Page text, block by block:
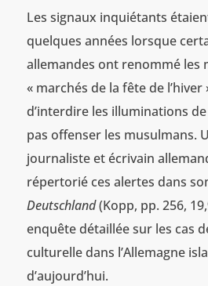
Les signaux inquiétants
quelques années lorsque
allemandes ont renommé les
« marchés de la fête de
d’interdire les illuminations
pas offenser les musulmans.
journaliste et écrivain
répertorié ces alertes dans
Deutschland(Kopp, pp. 256,
enquête détaillée sur les cas
culturelle dans l’Allemagne
d’aujourd’hui.